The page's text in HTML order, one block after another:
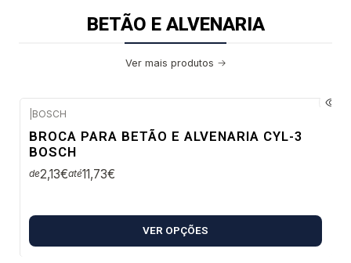
BETÃO E ALVENARIA
Ver mais produtos
BOSCH
BROCA PARA BETÃO E ALVENARIA CYL-3
BOSCH
de2,13€até11,73€
VER OPÇÕES